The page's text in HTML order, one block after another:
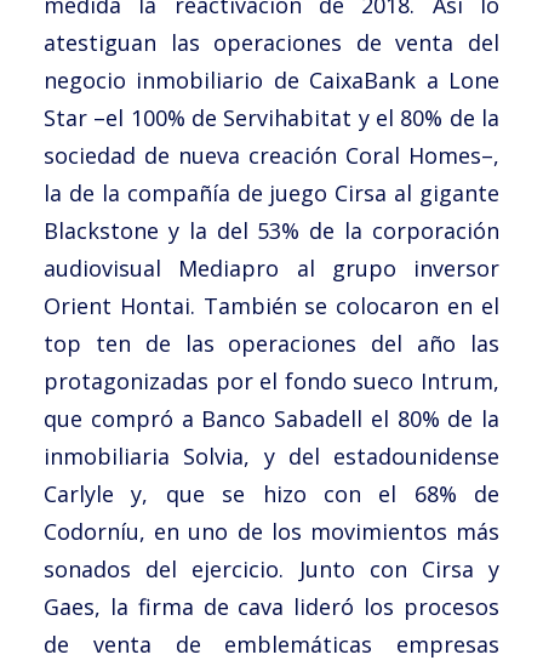
atestiguan las operaciones de venta del
negocio inmobiliario de CaixaBank a Lone
Star –el 100% de Servihabitat y el 80% de la
sociedad de nueva creación Coral Homes–,
la de la compañía de juego Cirsa al gigante
Blackstone y la del 53% de la corporación
audiovisual Mediapro al grupo inversor
Orient Hontai. También se colocaron en el
top ten de las operaciones del año las
protagonizadas por el fondo sueco Intrum,
que compró a Banco Sabadell el 80% de la
inmobiliaria Solvia, y del estadounidense
Carlyle y, que se hizo con el 68% de
Codorníu, en uno de los movimientos más
sonados del ejercicio. Junto con Cirsa y
Gaes, la firma de cava lideró los procesos
de venta de emblemáticas empresas